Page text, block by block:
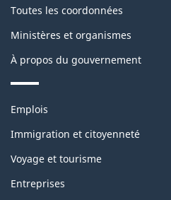
de
ce
Toutes les coordonnées
Ministères et organismes
À propos du gouvernement
Thèmes
sujets
Emplois
Immigration et citoyenneté
Voyage et tourisme
Entreprises